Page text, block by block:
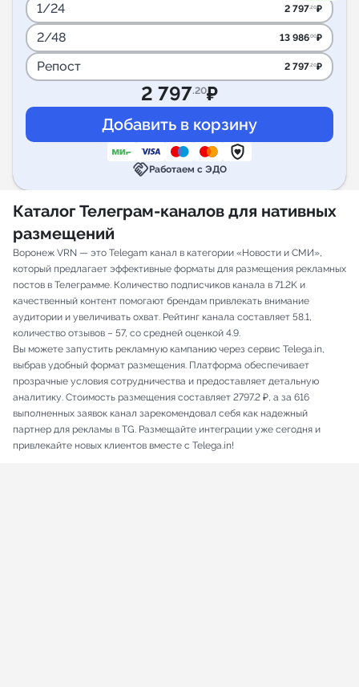
1/24 2 797.20₽
2/48 13 986.00₽
Репост 2 797.20₽
2 797.20₽
handshakeРаботаем с ЭДО
Каталог Телеграм-каналов для нативных
размещений
Воронеж VRN — это Telegam канал в категории «Новости и СМИ»,
который предлагает эффективные форматы для размещения рекламных
постов в Телеграмме. Количество подписчиков канала в 71.2K и
качественный контент помогают брендам привлекать внимание
аудитории и увеличивать охват. Рейтинг канала составляет 58.1,
количество отзывов – 57, со средней оценкой 4.9.
Вы можете запустить рекламную кампанию через сервис Telega.in,
выбрав удобный формат размещения. Платформа обеспечивает
прозрачные условия сотрудничества и предоставляет детальную
аналитику. Стоимость размещения составляет 2797.2 ₽, а за 616
выполненных заявок канал зарекомендовал себя как надежный
партнер для рекламы в TG. Размещайте интеграции уже сегодня и
привлекайте новых клиентов вместе с Telega.in!